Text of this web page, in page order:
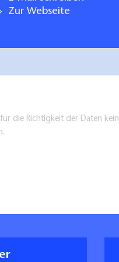
Jetzt
Zur Webseite
Richtigkeit der Daten